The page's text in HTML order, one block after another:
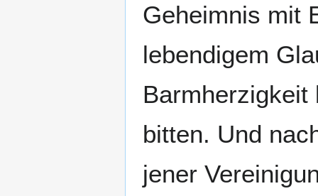
Geheimnis mit
lebendigem
Barmherzigkeit
bitten. Und
jener